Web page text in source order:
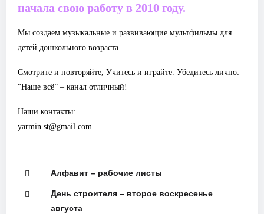
начала свою работу в 2010 году.
Мы создаем музыкальные и развивающие мультфильмы для
детей дошкольного возраста.
Смотрите и повторяйте, Учитесь и играйте. Убедитесь лично:
“Наше всё” – канал отличный!
Наши контакты:
yarmin.st@gmail.com
Алфавит – рабочие листы
День строителя – второе воскресенье
августа